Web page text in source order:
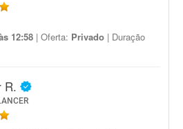
12:58 | Oferta: Privado | Duração
R.